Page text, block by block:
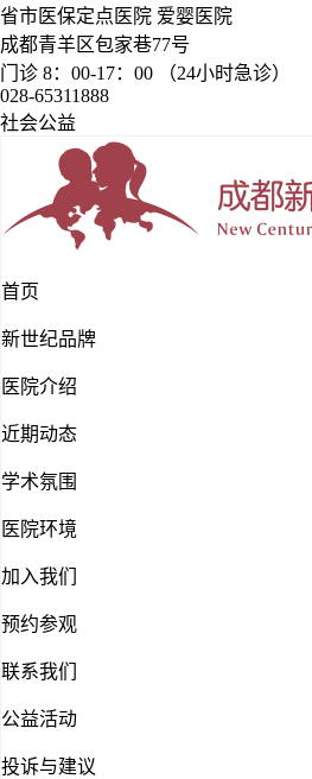
省市医保定点医院 爱婴医院
成都青羊区包家巷77号
门诊 8：00-17：00 （24小时急诊）
028-65311888
社会公益
首页
新世纪品牌
医院介绍
近期动态
学术氛围
医院环境
加入我们
预约参观
联系我们
公益活动
投诉与建议